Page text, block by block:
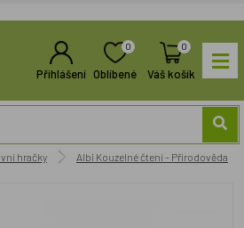
Přihlášení
0
Oblíbené
0
Váš košík
hračky Albi Kouzelné čtení - Přírodověda